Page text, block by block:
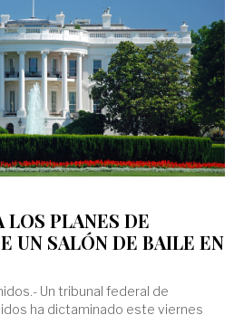
LOS PLANES DE
UN SALÓN DE BAILE EN
Un tribunal federal de
ha dictaminado este viernes